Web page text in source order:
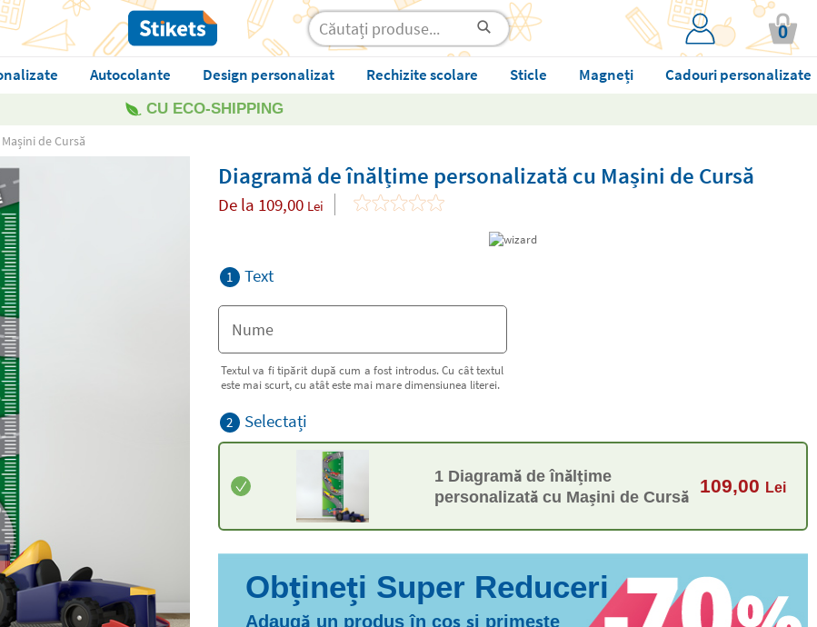
0
Autocolante Design personalizat Rechizite scolare Sticle Magneți Cadouri personalizate
CU ECO-SHIPPING
de Cursă
Diagramă de înălțime personalizată cu Mașini de Cursă
De la 109,00 Lei
1 Text
Textul va fi tipărit după cum a fost introdus. Cu cât textul
este mai scurt, cu atât este mai mare dimensiunea literei.
2 Selectați
1 Diagramă de înălțime
personalizată cu Mașini de Cursă
109,00 Lei
Adaugă un produs în coș și primește